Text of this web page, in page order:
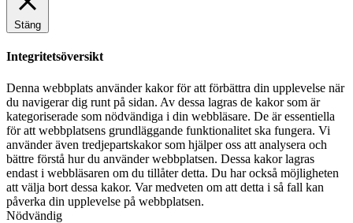
Stäng
Integritetsöversikt
Denna webbplats använder kakor för att förbättra din upplevelse när
du navigerar dig runt på sidan. Av dessa lagras de kakor som är
kategoriserade som nödvändiga i din webbläsare. De är essentiella
för att webbplatsens grundläggande funktionalitet ska fungera. Vi
använder även tredjepartskakor som hjälper oss att analysera och
bättre förstå hur du använder webbplatsen. Dessa kakor lagras
endast i webbläsaren om du tillåter detta. Du har också möjligheten
att välja bort dessa kakor. Var medveten om att detta i så fall kan
påverka din upplevelse på webbplatsen.
Nödvändig